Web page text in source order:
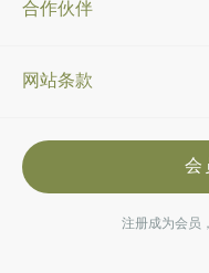
合作伙伴
网站条款
会
注册成为会员